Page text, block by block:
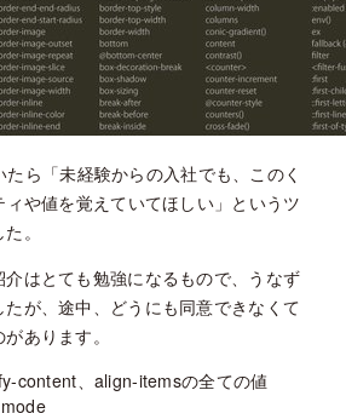
ら「未経験からの入社でも、このく
ィや値を覚えていてほしい」というツ
。
はとても勉強になるもので、うなず
が、途中、どうにも同意できなくて
あります。
content、align-itemsの全ての値